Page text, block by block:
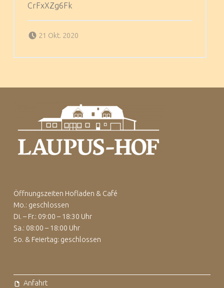
CrFxXZg6Fk
21 Okt. 2020
Footer sidebar
Öffnungszeiten Hofladen & Café
Mo.: geschlossen
Di. – Fr.: 09:00 – 18:30 Uhr
Sa.: 08:00 – 18:00 Uhr
So. & Feiertag: geschlossen
Anfahrt